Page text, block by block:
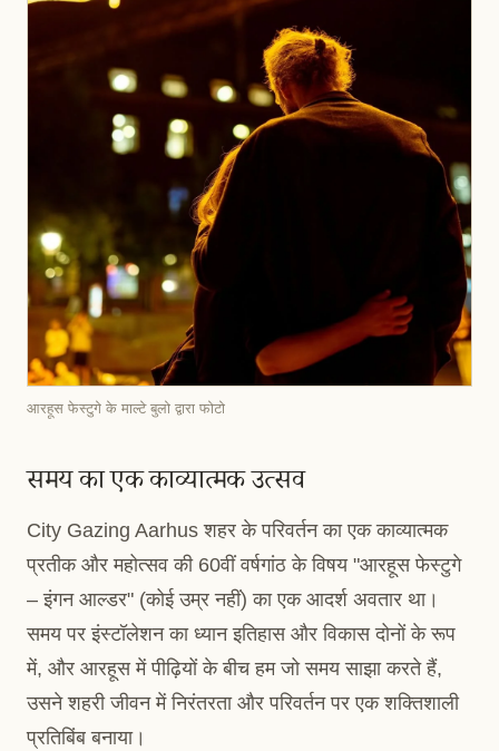
आरहूस फेस्टुगे के माल्टे बुलो द्वारा फोटो
समय का एक काव्यात्मक उत्सव
City Gazing Aarhus शहर के परिवर्तन का एक काव्यात्मक
प्रतीक और महोत्सव की 60वीं वर्षगांठ के विषय "आरहूस फेस्टुगे
– इंगन आल्डर" (कोई उम्र नहीं) का एक आदर्श अवतार था।
समय पर इंस्टॉलेशन का ध्यान इतिहास और विकास दोनों के रूप
में, और आरहूस में पीढ़ियों के बीच हम जो समय साझा करते हैं,
उसने शहरी जीवन में निरंतरता और परिवर्तन पर एक शक्तिशाली
प्रतिबिंब बनाया।